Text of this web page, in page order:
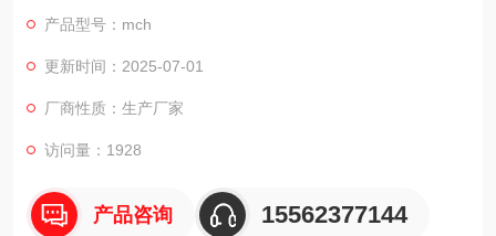
人喷药机，简易挖坑机，起草皮机，割草机等，矿用支护类，救
生器材，防灭火装置，矿用气体检测仪器等。
产品型号：mch
更新时间：2025-07-01
厂商性质：生产厂家
访问量：1928
产品咨询 15562377144